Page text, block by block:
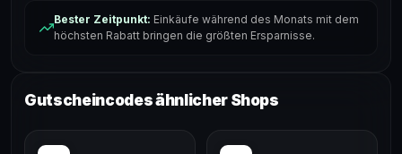
Bester Zeitpunkt: Einkäufe während des Monats mit dem
höchsten Rabatt bringen die größten Ersparnisse.
Gutscheincodes ähnlicher Shops